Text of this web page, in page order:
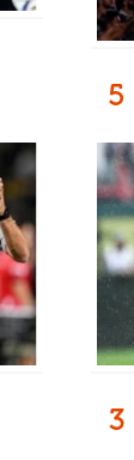
5
3